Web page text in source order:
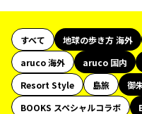
すべて 地球の歩き方 海外
aruco 海外
aruco 国内
Resort Style
島旅 御
BOOKS スペシャルコラボ